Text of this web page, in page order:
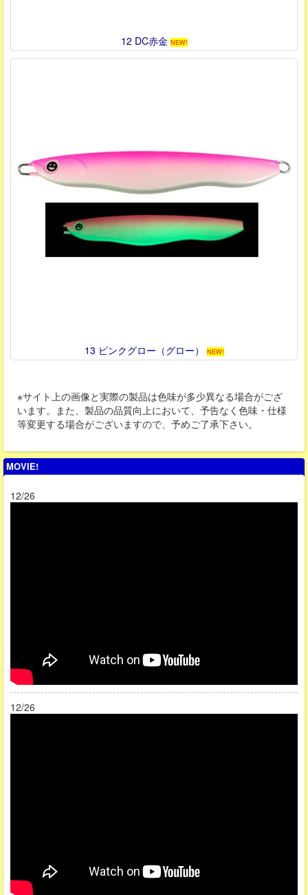
12 DC赤金 NEW!
13 ピンクグロー（グロー） NEW!
※サイト上の画像と実際の製品は色味が多少異なる場合がござ
います。また、製品の品質向上において、予告なく色味・仕様
等変更する場合がございますので、予めご了承下さい。
MOVIE!
12/26
12/26